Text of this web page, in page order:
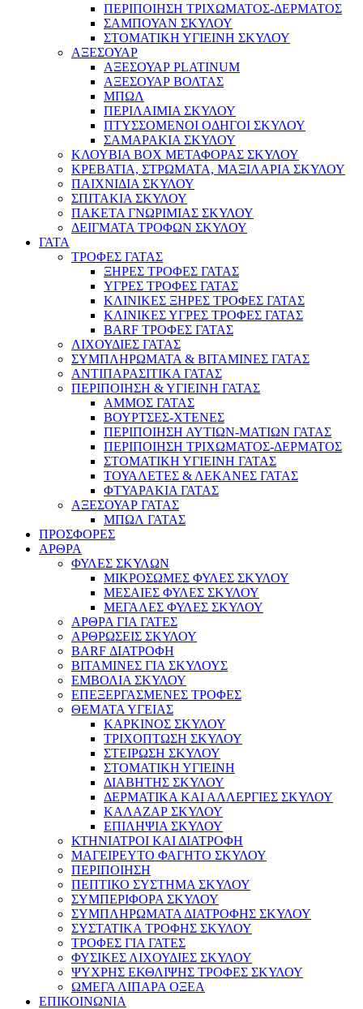
ΠΕΡΙΠΟΙΗΣΗ ΤΡΙΧΩΜΑΤΟΣ-ΔΕΡΜΑΤΟΣ
ΣΑΜΠΟΥΑΝ ΣΚΥΛΟΥ
ΣΤΟΜΑΤΙΚΗ ΥΓΙΕΙΝΗ ΣΚΥΛΟΥ
ΑΞΕΣΟΥΑΡ
ΑΞΕΣΟΥΑΡ PLATINUM
ΑΞΕΣΟΥΑΡ ΒΟΛΤΑΣ
ΜΠΩΛ
ΠΕΡΙΛΑΙΜΙΑ ΣΚΥΛΟΥ
ΠΤΥΣΣΟΜΕΝΟΙ ΟΔΗΓΟΙ ΣΚΥΛΟΥ
ΣΑΜΑΡΑΚΙΑ ΣΚΥΛΟΥ
ΚΛΟΥΒΙΑ BOX ΜΕΤΑΦΟΡΑΣ ΣΚΥΛΟΥ
ΚΡΕΒΑΤΙΑ, ΣΤΡΩΜΑΤΑ, ΜΑΞΙΛΑΡΙΑ ΣΚΥΛΟΥ
ΠΑΙΧΝΙΔΙΑ ΣΚΥΛΟΥ
ΣΠΙΤΑΚΙΑ ΣΚΥΛΟΥ
ΠΑΚΕΤΑ ΓΝΩΡΙΜΙΑΣ ΣΚΥΛΟΥ
ΔΕΙΓΜΑΤΑ ΤΡΟΦΩΝ ΣΚΥΛΟΥ
ΓΑΤΑ
ΤΡΟΦΕΣ ΓΑΤΑΣ
ΞΗΡΕΣ ΤΡΟΦΕΣ ΓΑΤΑΣ
ΥΓΡΕΣ ΤΡΟΦΕΣ ΓΑΤΑΣ
ΚΛΙΝΙΚΕΣ ΞΗΡΕΣ ΤΡΟΦΕΣ ΓΑΤΑΣ
ΚΛΙΝΙΚΕΣ ΥΓΡΕΣ ΤΡΟΦΕΣ ΓΑΤΑΣ
BARF ΤΡΟΦΕΣ ΓΑΤΑΣ
ΛΙΧΟΥΔΙΕΣ ΓΑΤΑΣ
ΣΥΜΠΛΗΡΩΜΑΤΑ & ΒΙΤΑΜΙΝΕΣ ΓΑΤΑΣ
ΑΝΤΙΠΑΡΑΣΙΤΙΚΑ ΓΑΤΑΣ
ΠΕΡΙΠΟΙΗΣΗ & ΥΓΙΕΙΝΗ ΓΑΤΑΣ
ΑΜΜΟΣ ΓΑΤΑΣ
ΒΟΥΡΤΣΕΣ-ΧΤΕΝΕΣ
ΠΕΡΙΠΟΙΗΣΗ ΑΥΤΙΩΝ-ΜΑΤΙΩΝ ΓΑΤΑΣ
ΠΕΡΙΠΟΙΗΣΗ ΤΡΙΧΩΜΑΤΟΣ-ΔΕΡΜΑΤΟΣ
ΣΤΟΜΑΤΙΚΗ ΥΓΙΕΙΝΗ ΓΑΤΑΣ
ΤΟΥΑΛΕΤΕΣ & ΛΕΚΑΝΕΣ ΓΑΤΑΣ
ΦΤΥΑΡΑΚΙΑ ΓΑΤΑΣ
ΑΞΕΣΟΥΑΡ ΓΑΤΑΣ
ΜΠΩΛ ΓΑΤΑΣ
ΠΡΟΣΦΟΡΕΣ
ΑΡΘΡΑ
ΦΥΛΕΣ ΣΚΥΛΩΝ
ΜΙΚΡΟΣΩΜΕΣ ΦΥΛΕΣ ΣΚΥΛΟΥ
ΜΕΣΑΙΕΣ ΦΥΛΕΣ ΣΚΥΛΟΥ
ΜΕΓΑΛΕΣ ΦΥΛΕΣ ΣΚΥΛΟΥ
ΑΡΘΡΑ ΓΙΑ ΓΑΤΕΣ
ΑΡΘΡΩΣΕΙΣ ΣΚΥΛΟΥ
BARF ΔΙΑΤΡΟΦΗ
ΒΙΤΑΜΙΝΕΣ ΓΙΑ ΣΚΥΛΟΥΣ
ΕΜΒΟΛΙΑ ΣΚΥΛΟΥ
ΕΠΕΞΕΡΓΑΣΜΕΝΕΣ ΤΡΟΦΕΣ
ΘΕΜΑΤΑ ΥΓΕΙΑΣ
ΚΑΡΚΙΝΟΣ ΣΚΥΛΟΥ
ΤΡΙΧΟΠΤΩΣΗ ΣΚΥΛΟΥ
ΣΤΕΙΡΩΣΗ ΣΚΥΛΟΥ
ΣΤΟΜΑΤΙΚΗ ΥΓΙΕΙΝΗ
ΔΙΑΒΗΤΗΣ ΣΚΥΛΟΥ
ΔΕΡΜΑΤΙΚΑ ΚΑΙ ΑΛΛΕΡΓΙΕΣ ΣΚΥΛΟΥ
ΚΑΛΑΖΑΡ ΣΚΥΛΟΥ
ΕΠΙΛΗΨΙΑ ΣΚΥΛΟΥ
ΚΤΗΝΙΑΤΡΟΙ ΚΑΙ ΔΙΑΤΡΟΦΗ
ΜΑΓΕΙΡΕΥΤΟ ΦΑΓΗΤΟ ΣΚΥΛΟΥ
ΠΕΡΙΠΟΙΗΣΗ
ΠΕΠΤΙΚΟ ΣΥΣΤΗΜΑ ΣΚΥΛΟΥ
ΣΥΜΠΕΡΙΦΟΡΑ ΣΚΥΛΟΥ
ΣΥΜΠΛΗΡΩΜΑΤΑ ΔΙΑΤΡΟΦΗΣ ΣΚΥΛΟΥ
ΣΥΣΤΑΤΙΚΑ ΤΡΟΦΗΣ ΣΚΥΛΟΥ
ΤΡΟΦΕΣ ΓΙΑ ΓΑΤΕΣ
ΦΥΣΙΚΕΣ ΛΙΧΟΥΔΙΕΣ ΣΚΥΛΟΥ
ΨΥΧΡΗΣ ΕΚΘΛΙΨΗΣ ΤΡΟΦΕΣ ΣΚΥΛΟΥ
ΩΜΕΓΑ ΛΙΠΑΡΑ ΟΞΕΑ
ΕΠΙΚΟΙΝΩΝΙΑ